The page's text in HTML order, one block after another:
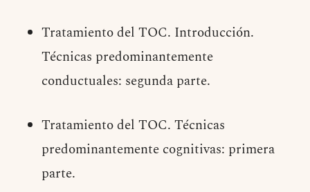
Tratamiento del TOC. Introducción.
Técnicas predominantemente
conductuales: segunda parte.
Tratamiento del TOC. Técnicas
predominantemente cognitivas: primera
parte.